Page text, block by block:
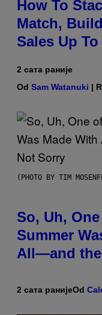
How To
Match,
Sales Up To
2 сата раније
Od Sam Watanuki |
(PHOTO BY TIM
So, Uh,
Summer
All—and
2 сата ранијеOd